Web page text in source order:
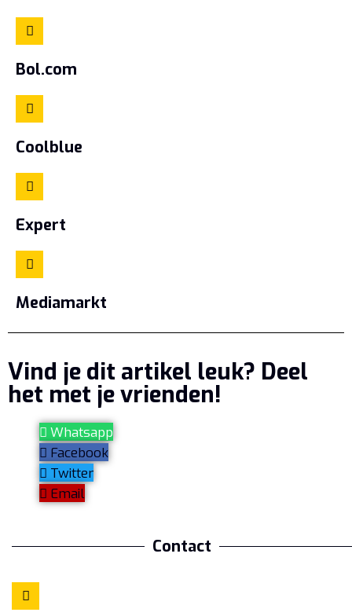
Bol.com
Coolblue
Expert
Mediamarkt
Vind je dit artikel leuk? Deel
het met je vrienden!
Whatsapp
Facebook
Twitter
Email
Contact